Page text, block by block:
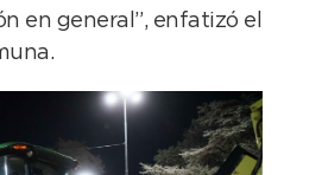
en general”, enfatizó el